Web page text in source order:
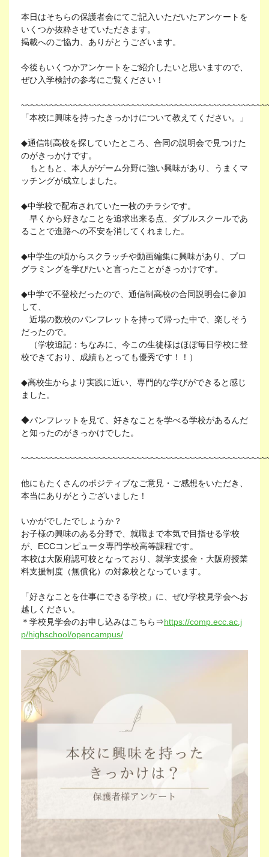
本日はそちらの保護者会にてご記入いただいたアンケートを
いくつか抜粋させていただきます。
掲載へのご協力、ありがとうございます。
今後もいくつかアンケートをご紹介したいと思いますので、
ぜひ入学検討の参考にご覧ください！
「本校に興味を持ったきっかけについて教えてください。」
◆通信制高校を探していたところ、合同の説明会で見つけた
のがきっかけです。
もともと、本人がゲーム分野に強い興味があり、うまくマ
ッチングが成立しました。
◆中学校で配布されていた一枚のチラシです。
早くから好きなことを追求出来る点、ダブルスクールであ
ることで進路への不安を消してくれました。
◆中学生の頃からスクラッチや動画編集に興味があり、プロ
グラミングを学びたいと言ったことがきっかけです。
◆中学で不登校だったので、通信制高校の合同説明会に参加
して、
近場の数校のパンフレットを持って帰った中で、楽しそう
だったので。
（学校追記：ちなみに、今この生徒様はほぼ毎日学校に登
校できており、成績もとっても優秀です！！）
◆高校生からより実践に近い、専門的な学びができると感じ
ました。
◆パンフレットを見て、好きなことを学べる学校があるんだ
と知ったのがきっかけでした。
他にもたくさんのポジティブなご意見・ご感想をいただき、
本当にありがとうございました！
いかがでしたでしょうか？
お子様の興味のある分野で、就職まで本気で目指せる学校
が、ECCコンピュータ専門学校高等課程です。
本校は大阪府認可校となっており、就学支援金・大阪府授業
料支援制度（無償化）の対象校となっています。
「好きなことを仕事にできる学校」に、ぜひ学校見学会へお
越しください。
＊学校見学会のお申し込みはこちら⇒https://comp.ecc.ac.j
p/highschool/opencampus/